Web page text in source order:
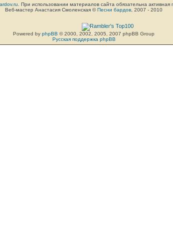
. При использовании материалов сайта обязательна
Веб-мастер Анастасия Смоленская ©Песни бардов , 2007 - 2010
Powered by phpBB © 2000, 2002, 2005, 2007 phpBB Group
Русская поддержка phpBB